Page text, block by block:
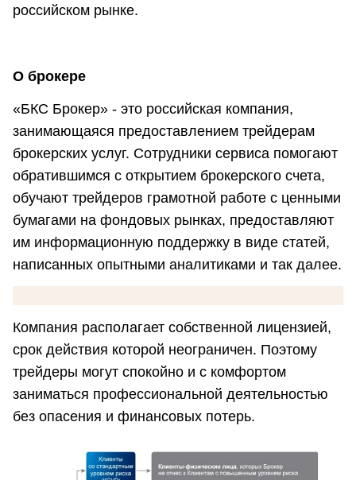
российском рынке.
О брокере
«БКС Брокер» - это российская компания,
занимающаяся предоставлением трейдерам
брокерских услуг. Сотрудники сервиса помогают
обратившимся с открытием брокерского счета,
обучают трейдеров грамотной работе с ценными
бумагами на фондовых рынках, предоставляют
им информационную поддержку в виде статей,
написанных опытными аналитиками и так далее.
Компания располагает собственной лицензией,
срок действия которой неограничен. Поэтому
трейдеры могут спокойно и с комфортом
заниматься профессиональной деятельностью
без опасения и финансовых потерь.